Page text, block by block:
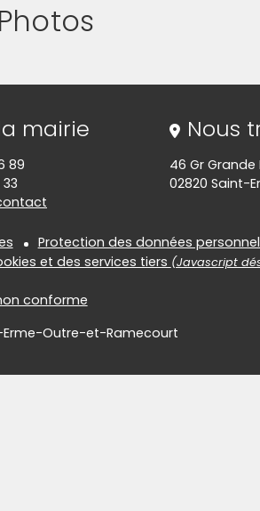
de contact
mairie
89
33
Nous
46 Gr Grande
02820 Saint-
Protection des données
et des services tiers (Javascript
conforme
Outre-et-Ramecourt